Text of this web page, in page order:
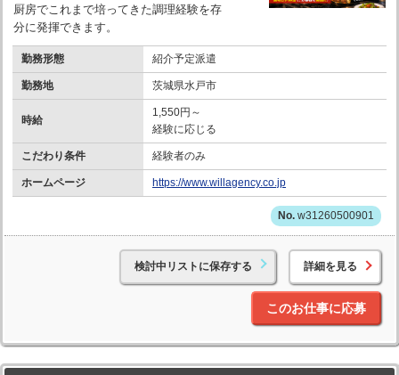
厨房でこれまで培ってきた調理経験を存
分に発揮できます。
勤務形態 紹介予定派遣
勤務地 茨城県水戸市
時給
1,550円～
経験に応じる
こだわり条件 経験者のみ
ホームページ https://www.willagency.co.jp
w31260500901
検討中リストに保存する 詳細を見る
このお仕事に応募